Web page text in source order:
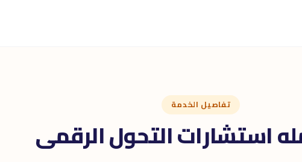
تفاصيل الخدمة
استشارات التحول الرقمى